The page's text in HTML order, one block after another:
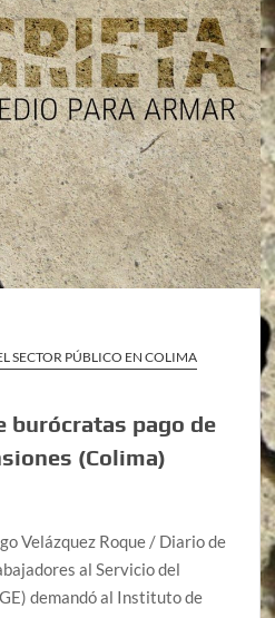
SECTOR PÚBLICO EN COLIMA
burócratas pago de
(Colima)
Velázquez Roque / Diario de
al Servicio del
demandó al Instituto de